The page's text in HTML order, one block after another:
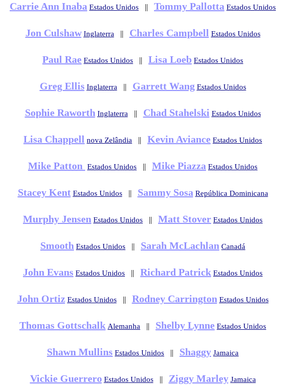
Carrie Ann Inaba Estados Unidos || Tommy Pallotta Estados Unidos
Jon Culshaw Inglaterra || Charles Campbell Estados Unidos
Paul Rae Estados Unidos || Lisa Loeb Estados Unidos
Greg Ellis Inglaterra || Garrett Wang Estados Unidos
Sophie Raworth Inglaterra || Chad Stahelski Estados Unidos
Lisa Chappell nova Zelândia || Kevin Aviance Estados Unidos
Mike Patton Estados Unidos || Mike Piazza Estados Unidos
Stacey Kent Estados Unidos|| Sammy Sosa República Dominicana
Murphy Jensen Estados Unidos || Matt Stover Estados Unidos
Smooth Estados Unidos || Sarah McLachlan Canadá
John Evans Estados Unidos || Richard Patrick Estados Unidos
John Ortiz Estados Unidos|| Rodney Carrington Estados Unidos
Thomas Gottschalk Alemanha || Shelby Lynne Estados Unidos
Shawn Mullins Estados Unidos || Shaggy Jamaica
Vickie Guerrero Estados Unidos|| Ziggy Marley Jamaica